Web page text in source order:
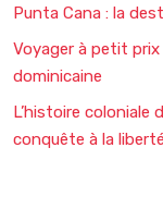
Punta Cana : la
Voyager à petit prix
dominicaine
L’histoire coloniale
conquête à la liberté